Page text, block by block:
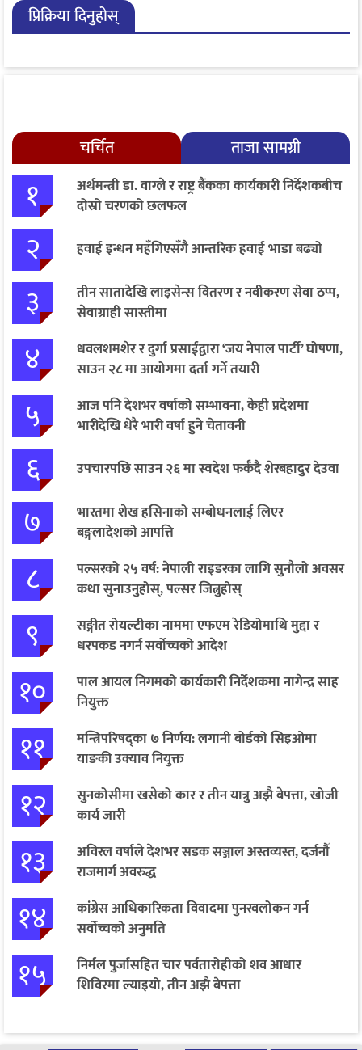
प्रिक्रिया दिनुहोस्
चर्चित ताजा सामग्री
१
अर्थमन्त्री डा. वाग्ले र राष्ट्र बैंकका कार्यकारी निर्देशकबीच
दोस्रो चरणको छलफल
२ हवाई इन्धन महँगिएसँगै आन्तरिक हवाई भाडा बढ्यो
३
तीन सातादेखि लाइसेन्स वितरण र नवीकरण सेवा ठप्प,
सेवाग्राही सास्तीमा
४
धवलशमशेर र दुर्गा प्रसाईंद्वारा ‘जय नेपाल पार्टी’ घोषणा,
साउन २८ मा आयोगमा दर्ता गर्ने तयारी
५
आज पनि देशभर वर्षाको सम्भावना, केही प्रदेशमा
भारीदेखि धेरै भारी वर्षा हुने चेतावनी
६ उपचारपछि साउन २६ मा स्वदेश फर्कँदै शेरबहादुर देउवा
७
भारतमा शेख हसिनाको सम्बोधनलाई लिएर
बङ्गलादेशको आपत्ति
८
पल्सरको २५ वर्ष: नेपाली राइडरका लागि सुनौलो अवसर
कथा सुनाउनुहोस्, पल्सर जित्नुहोस्
९
सङ्गीत रोयल्टीका नाममा एफएम रेडियोमाथि मुद्दा र
धरपकड नगर्न सर्वोच्चको आदेश
१०
पाल आयल निगमको कार्यकारी निर्देशकमा नागेन्द्र साह
नियुक्त
११
मन्त्रिपरिषद्का ७ निर्णय: लगानी बोर्डको सिइओमा
याङकी उक्याव नियुक्त
१२
सुनकोसीमा खसेको कार र तीन यात्रु अझै बेपत्ता, खोजी
कार्य जारी
१३
अविरल वर्षाले देशभर सडक सञ्जाल अस्तव्यस्त, दर्जनौँ
राजमार्ग अवरुद्ध
१४
कांग्रेस आधिकारिकता विवादमा पुनरवलोकन गर्न
सर्वोच्चको अनुमति
१५
निर्मल पुर्जासहित चार पर्वतारोहीको शव आधार
शिविरमा ल्याइयो, तीन अझै बेपत्ता